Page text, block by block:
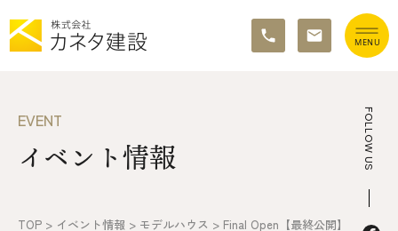
イベント情報 FOLLOW US
EVENT
イベント情報
TOP > イベント情報 > モデルハウス > Final Open【最終公開】